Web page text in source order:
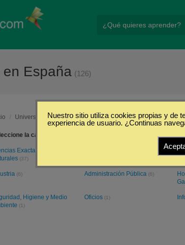
España (126)
/ Universidad de Jaén
la categoría
Exactas y
(37)
(6) Administración Pública (6)
Higiene y Medio
(1)
Oficios (1)
Nuestro sitio utiliza cookies propias y de
experiencia de usuario. ¿Continuas